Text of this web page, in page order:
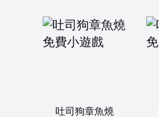
吐司狗章魚燒